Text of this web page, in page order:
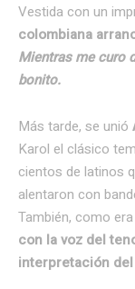
Vestida con un
colombiana
Mientras me curo
bonito.
Más tarde, se unió
Karol el clásico
cientos de latinos
alentaron con
También, como
con la voz del
interpretación del